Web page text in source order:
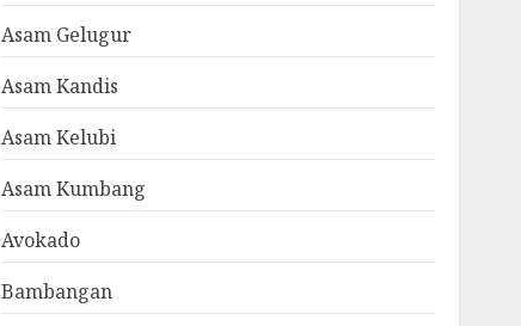
Asam Gelugur
Asam Kandis
Asam Kelubi
Asam Kumbang
Avokado
Bambangan